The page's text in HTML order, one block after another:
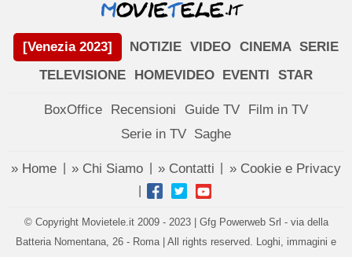
[Venezia 2023] NOTIZIE VIDEO CINEMA SERIE
TELEVISIONE
HOMEVIDEO EVENTI STAR
BoxOffice Recensioni Guide TV
Film in TV
Serie in TV Saghe
» Home » Chi Siamo » Contatti » Cookie e Privacy
© Copyright Movietele.it 2009 - 2023 | Gfg Powerweb Srl - via della
Batteria Nomentana, 26 - Roma | All rights reserved. Loghi, immagini e